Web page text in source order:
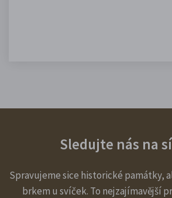
Sledujte nás na
Spravujeme sice historické památky,
brkem u svíček. To nejzajímavější